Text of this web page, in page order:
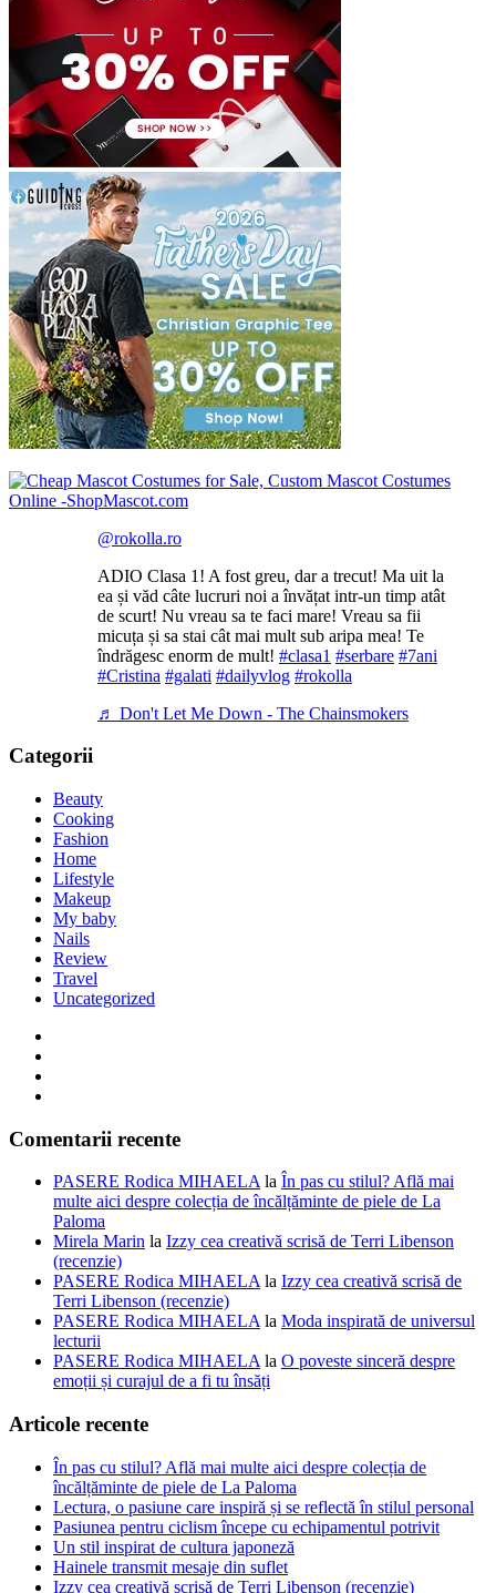
@rokolla.ro
ADIO Clasa 1! A fost greu, dar a trecut! Ma uit la
ea și văd câte lucruri noi a învățat intr-un timp atât
de scurt! Nu vreau sa te faci mare! Vreau sa fii
micuța și sa stai cât mai mult sub aripa mea! Te
îndrăgesc enorm de mult! #clasa1 #serbare #7ani
#Cristina #galati #dailyvlog #rokolla
♬ Don't Let Me Down - The Chainsmokers
Categorii
Beauty
Cooking
Fashion
Home
Lifestyle
Makeup
My baby
Nails
Review
Travel
Uncategorized
Comentarii recente
PASERE Rodica MIHAELA la În pas cu stilul? Află mai
multe aici despre colecția de încălțăminte de piele de La
Paloma
Mirela Marin la Izzy cea creativă scrisă de Terri Libenson
(recenzie)
PASERE Rodica MIHAELA la Izzy cea creativă scrisă de
Terri Libenson (recenzie)
PASERE Rodica MIHAELA la Moda inspirată de universul
lecturii
PASERE Rodica MIHAELA la O poveste sinceră despre
emoții și curajul de a fi tu însăți
Articole recente
În pas cu stilul? Află mai multe aici despre colecția de
încălțăminte de piele de La Paloma
Lectura, o pasiune care inspiră și se reflectă în stilul personal
Pasiunea pentru ciclism începe cu echipamentul potrivit
Un stil inspirat de cultura japoneză
Hainele transmit mesaje din suflet
Izzy cea creativă scrisă de Terri Libenson (recenzie)